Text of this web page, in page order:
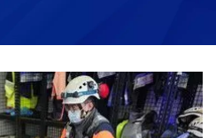
성능 기술 섬
무 스폰지 제조